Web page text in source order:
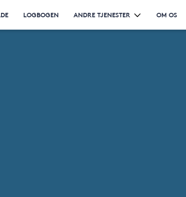
LOGBOGEN ANDRE TJENESTER OM OS